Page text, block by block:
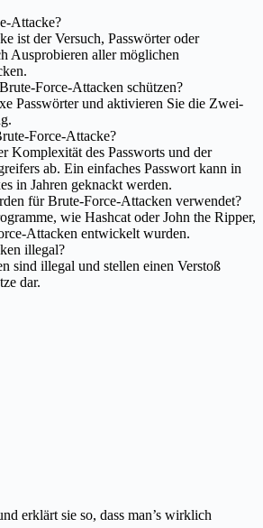
Attacke?
ist der Versuch, Passwörter oder
Ausprobieren aller möglichen
Force-Attacken schützen?
Passwörter und aktivieren Sie die Zwei-
Force-Attacke?
Komplexität des Passworts und der
ab. Ein einfaches Passwort kann in
in Jahren geknackt werden.
für Brute-Force-Attacken verwendet?
wie Hashcat oder John the Ripper,
Attacken entwickelt wurden.
illegal?
sind illegal und stellen einen Verstoß
dar.
erklärt sie so, dass man’s wirklich